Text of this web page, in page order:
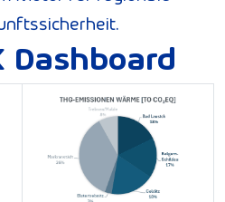
Dashboard